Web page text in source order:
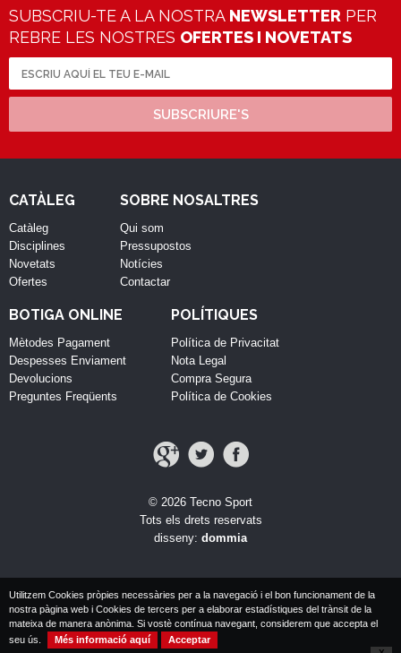
SUBSCRIU-TE A LA NOSTRA NEWSLETTER PER
REBRE LES NOSTRES OFERTES I NOVETATS
SUBSCRIURE'S
CATÀLEG
Catàleg
Disciplines
Novetats
Ofertes
SOBRE NOSALTRES
Qui som
Pressupostos
Notícies
Contactar
BOTIGA ONLINE
Mètodes Pagament
Despesses Enviament
Devolucions
Preguntes Freqüents
POLÍTIQUES
Política de Privacitat
Nota Legal
Compra Segura
Política de Cookies
© 2026 Tecno Sport
Tots els drets reservats
disseny: dommia
Utilitzem Cookies pròpies necessàries per a la navegació i el bon funcionament de la
nostra pàgina web i Cookies de tercers per a elaborar estadístiques del trànsit de la
mateixa de manera anònima. Si vostè contínua navegant, considerem que accepta el
seu ús.
Més informació aquí Acceptar